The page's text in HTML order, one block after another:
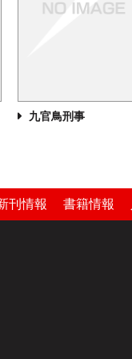
九官鳥刑事
刊情報 書籍情報